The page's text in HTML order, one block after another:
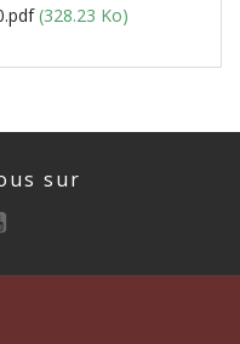
(328.23 Ko)
sur